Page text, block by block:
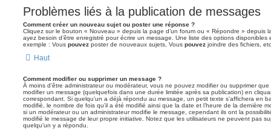
Problèmes liés à la publication de messages
Comment créer un nouveau sujet ou poster une réponse ?
Cliquez sur le bouton « Nouveau » depuis la page d’un forum ou « Répondre » depuis
ayez besoin d’être enregistré pour écrire un message. Une liste des options
exemple : Vous pouvez poster de nouveaux sujets, Vous pouvez joindre des fichiers,
Haut
Comment modifier ou supprimer un message ?
À moins d’être administrateur ou modérateur, vous ne pouvez modifier ou supprimer
modifier un message (quelquefois dans une durée limitée après sa publication) en
correspondant. Si quelqu’un a déjà répondu au message, un petit texte s’affichera en
modifié, le nombre de fois qu’il a été modifié ainsi que la date et l’heure de la dernière
si un modérateur ou un administrateur modifie le message, cependant ils ont la
modifié le message de leur propre initiative. Notez que les utilisateurs ne peuvent pas
quelqu’un y a répondu.